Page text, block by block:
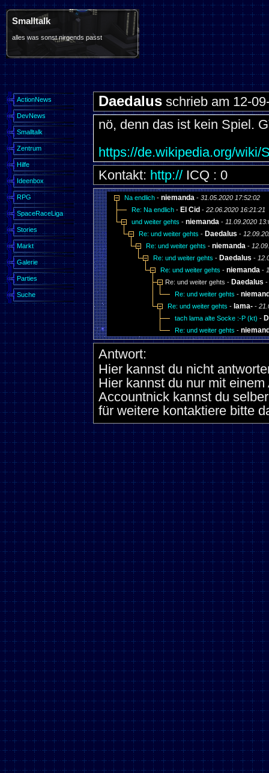
Smalltalk
alles was sonst nirgends passt
ActionNews
DevNews
Smalltalk
Zentrum
Hilfe
Ideenbox
RPG
SpaceRaceLiga
Stories
Markt
Galerie
Parties
Suche
Daedalusschrieb am 12-
nö, denn das ist kein Spiel.
https://de.wikipedia.org/wiki/
Kontakt: http://ICQ : 0
Na endlich- niemanda - 31.05.2020 17:52:02
Re: Na endlich- El Cid - 22.06.2020 16:21:21
und weiter gehts - niemanda - 11.09.2020
Re: und weiter gehts - Daedalus -
Re: und weiter gehts - niemanda -
Re: und weiter gehts - Daedalus -
Re: und weiter gehts - niemanda -
Re: und weiter gehts - Daedalus -
Re: und weiter gehts -
Re: und weiter gehts - lama--
tach lama alte Socke :-P (kt) -
Re: und weiter gehts -
Antwort:
Hier kannst du nicht
Hier kannst du nur mit
Accountnick kannst du
für weitere kontaktiere bitte